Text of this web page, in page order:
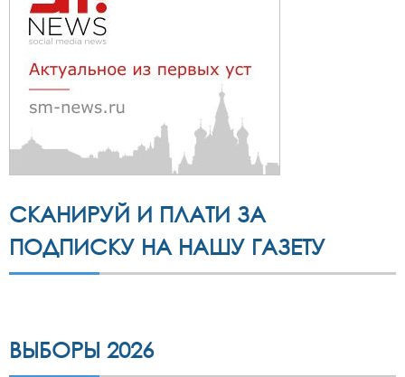
СКАНИРУЙ И ПЛАТИ ЗА
ПОДПИСКУ НА НАШУ ГАЗЕТУ
ВЫБОРЫ 2026